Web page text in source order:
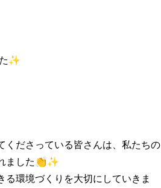
✨
くださっている皆さんは、私たちの
ました👏✨
環境づくりを大切にしていきま